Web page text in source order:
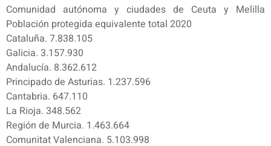
Comunidad autónoma y ciudades de Ceuta y Melilla
Población protegida equivalente total 2020
Cataluña. 7.838.105
Galicia. 3.157.930
Andalucía. 8.362.612
Principado de Asturias. 1.237.596
Cantabria. 647.110
La Rioja. 348.562
Región de Murcia. 1.463.664
Comunitat Valenciana. 5.103.998